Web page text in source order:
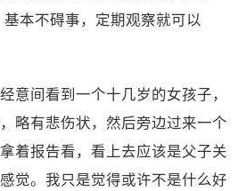
本不碍事，定期观察就可以
意间看到一个十几岁的女孩子，
略有悲伤状，然后旁边过来一个
着报告看，看上去应该是父子关
觉。我只是觉得或许不是什么好